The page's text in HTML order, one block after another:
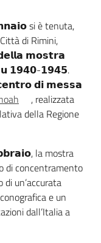
si è tenuta,
di Rimini,
𝗺𝗼𝘀𝘁𝗿𝗮
𝟭𝟵𝟰𝟬-𝟭𝟵𝟰𝟱.
𝗱𝗶 𝗺𝗲𝘀𝘀𝗮
, realizzata
della Regione
la mostra
di concentramento
un’accurata
e un
dall’Italia a